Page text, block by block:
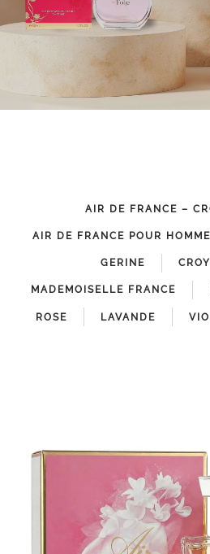
AIR DE FRANCE –
AIR DE FRANCE POUR HOMME
GERINE
MADEMOISELLE FRANCE
ROSE LAVANDE